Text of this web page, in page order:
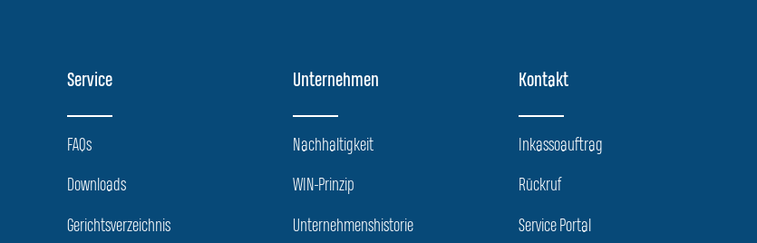
Service
FAQs
Downloads
Gerichtsverzeichnis
Unternehmen
Nachhaltigkeit
WIN-Prinzip
Unternehmenshistorie
Kontakt
Inkassoauftrag
Rückruf
Service Portal